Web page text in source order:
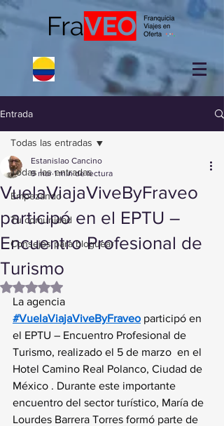
Entrada
Todas las entradas
Empezando
Tu comunidad
Consejos para bloguear
Todas las entradas
VuelaViajaViveByFraveo
participó en el EPTU –
Encuentro Profesional de
Turismo
Estanislao Cancino
9 mar 1 min de lectura
Obtuvo NaN de 5 estrellas.
La agencia
#VuelaViajaViveByFraveo participó en
el EPTU – Encuentro Profesional de
Turismo, realizado el 5 de marzo  en el
Hotel Camino Real Polanco, Ciudad de
México . Durante este importante
encuentro del sector turístico, María de
Lourdes Barrera Torres formó parte de